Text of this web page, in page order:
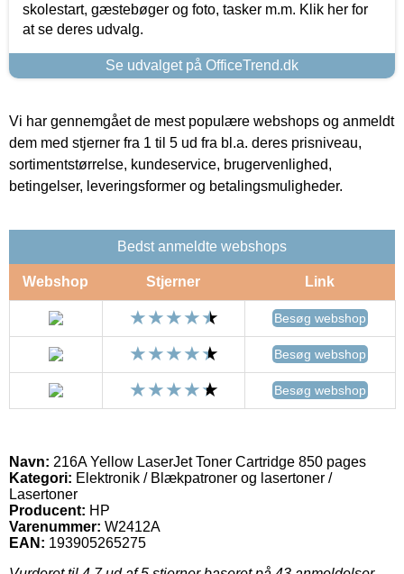
skolestart, gæstebøger og foto, tasker m.m. Klik her for
at se deres udvalg.
Se udvalget på OfficeTrend.dk
Vi har gennemgået de mest populære webshops og anmeldt
dem med stjerner fra 1 til 5 ud fra bl.a. deres prisniveau,
sortimentstørrelse, kundeservice, brugervenlighed,
betingelser, leveringsformer og betalingsmuligheder.
Bedst anmeldte webshops
Webshop Stjerner Link
Besøg webshop
Besøg webshop
Besøg webshop
Navn: 216A Yellow LaserJet Toner Cartridge 850 pages
Kategori: Elektronik / Blækpatroner og lasertoner /
Lasertoner
Producent: HP
Varenummer: W2412A
EAN: 193905265275